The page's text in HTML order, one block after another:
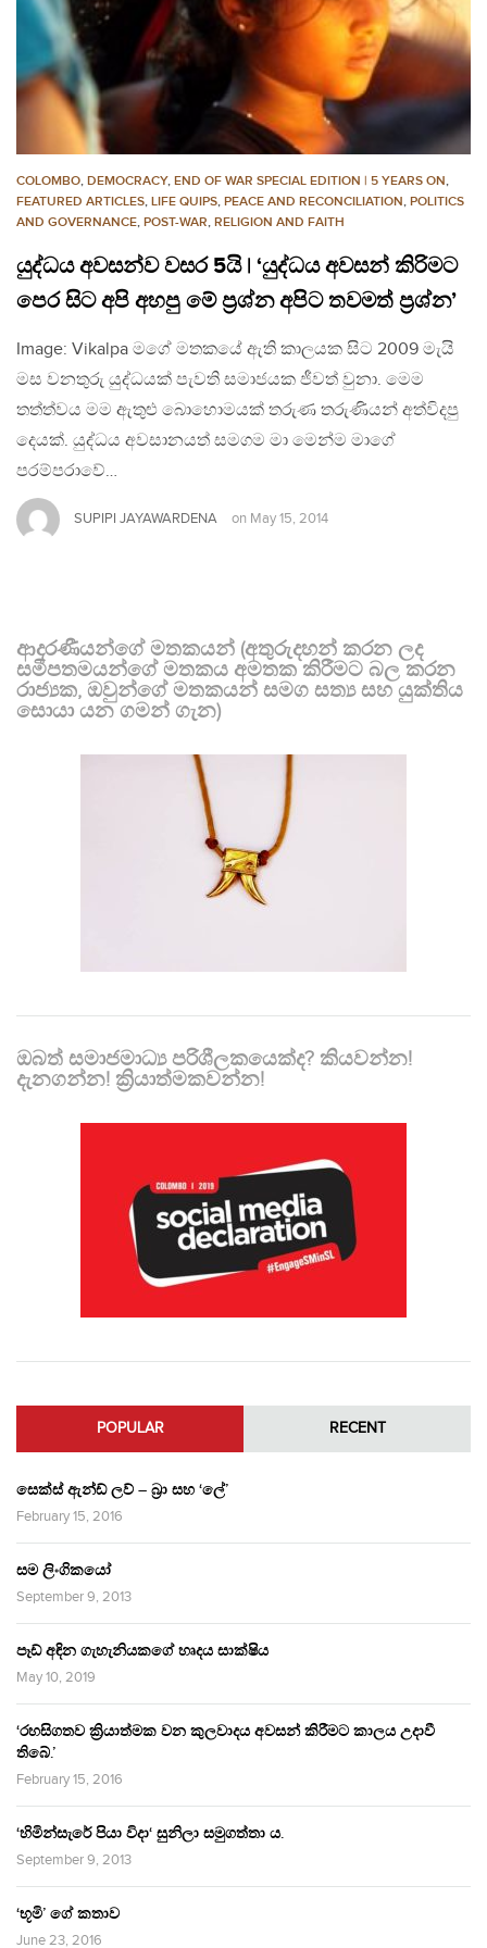
COLOMBO, DEMOCRACY, END OF WAR SPECIAL EDITION | 5 YEARS ON,
FEATURED ARTICLES, LIFE QUIPS, PEACE AND RECONCILIATION, POLITICS
AND GOVERNANCE, POST-WAR, RELIGION AND FAITH
යුද්ධය අවසන්ව වසර 5යි | ‘යුද්ධය අවසන් කිරිමට
පෙර සිට අපි අහපු මේ ප්‍රශ්න අපිට තවමත් ප්‍රශ්න’
Image: Vikalpa මගේ මතකයේ ඇති කාලයක සිට 2009 මැයි
මස වනතුරු යුද්ධයක් පැවති සමාජයක ජීවත් වුනා. මෙම
තත්ත්වය මම ඇතුළු බොහොමයක් තරුණ තරුණියන් අත්විදපු
දෙයක්. යුද්ධය අවසානයත් සමගම මා මෙන්ම මාගේ
පරම්පරාවේ…
SUPIPI JAYAWARDENA on May 15, 2014
ආදරණීයන්ගේ මතකයන් (අතුරුදහන් කරන ලද
සමීපතමයන්ගේ මතකය අමතක කිරීමට බල කරන
රාජ්‍යක, ඔවුන්ගේ මතකයන් සමග සත්‍ය සහ යුක්තිය
සොයා යන ගමන් ගැන)
ඔබත් සමාජමාධ්‍ය පරිශීලකයෙක්ද? කියවන්න!
දැනගන්න! ක්‍රියාත්මකවන්න!
POPULAR RECENT
සෙක්ස් ඇන්ඩ් ලව් – බ්‍රා සහ ‘ලේ’
February 15, 2016
සම ලිංගිකයෝ
September 9, 2013
පෑඩ් අඳින ගැහැනියකගේ හෘදය සාක්ෂිය
May 10, 2019
‘රහසිගතව ක්‍රියාත්මක වන කුලවාදය අවසන් කිරීමට කාලය උදාවී
තිබේ.’
February 15, 2016
‘හිමින්සැරේ පියා විදා‘ සුනිලා සමුගත්තා ය.
September 9, 2013
‘භූමි’ ගේ කතාව
June 23, 2016